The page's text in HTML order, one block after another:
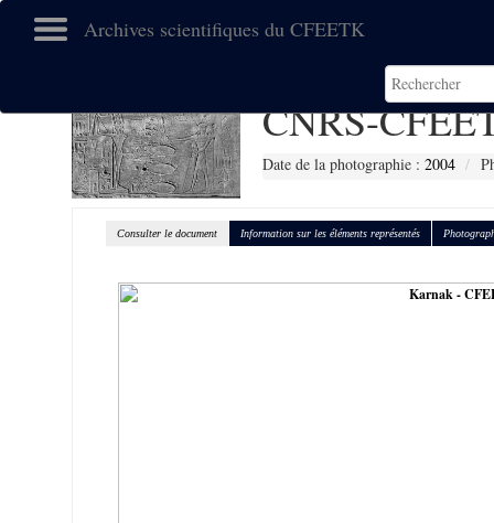
Archives scientifiques du CFEETK
CNRS-
Date de la photographie :2004
Consulter le document Information sur les éléments représentés